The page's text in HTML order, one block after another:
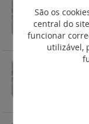
REF.
(400V~)
São os
central do
funcionar
utilizável,